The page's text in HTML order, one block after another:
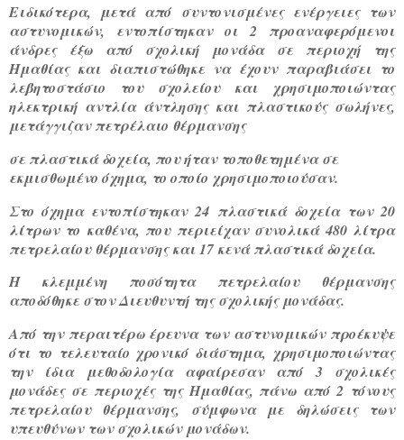
Ειδικότερα, μετά από συντονισμένες ενέργειες των
αστυνομικών, εντοπίστηκαν οι 2 προαναφερόμενοι
άνδρες έξω από σχολική μονάδα σε περιοχή της
Ημαθίας και διαπιστώθηκε να έχουν παραβιάσει το
λεβητοστάσιο του σχολείου και χρησιμοποιώντας
ηλεκτρική αντλία άντλησης και πλαστικούς σωλήνες,
μετάγγιζαν πετρέλαιο θέρμανσης
σε πλαστικά δοχεία, που ήταν τοποθετημένα σε
εκμισθωμένο όχημα, το οποίο χρησιμοποιούσαν.
Στο όχημα εντοπίστηκαν 24 πλαστικά δοχεία των 20
λίτρων το καθένα, που περιείχαν συνολικά 480 λίτρα
πετρελαίου θέρμανσης και 17 κενά πλαστικά δοχεία.
Η κλεμμένη ποσότητα πετρελαίου θέρμανσης
αποδόθηκε στον Διευθυντή της σχολικής μονάδας.
Από την περαιτέρω έρευνα των αστυνομικών προέκυψε
ότι το τελευταίο χρονικό διάστημα, χρησιμοποιώντας
την ίδια μεθοδολογία αφαίρεσαν από 3 σχολικές
μονάδες σε περιοχές της Ημαθίας, πάνω από 2 τόνους
πετρελαίου θέρμανσης, σύμφωνα με δηλώσεις των
υπευθύνων των σχολικών μονάδων.